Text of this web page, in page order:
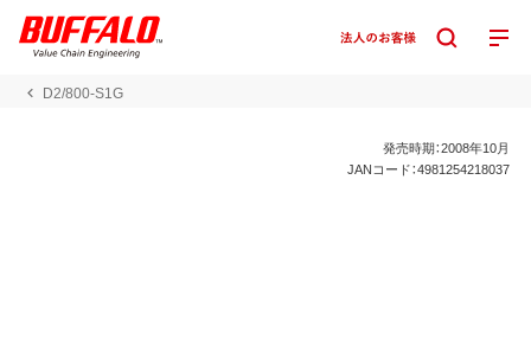
D2/800-S1G
発売時期：2008年10月
JANコード：4981254218037